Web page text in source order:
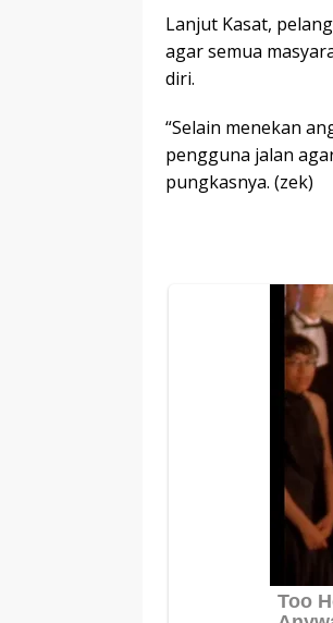
Lanjut Kasat,
agar semua
diri.
“Selain menekan
pengguna jalan
pungkasnya. (zek)